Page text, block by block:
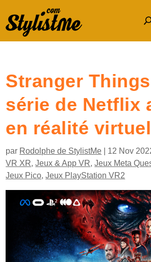
Stranger
série de Netflix
en réalité
par Rodolphe de StylistMe 12 Nov
VR XR,Jeux & App VR,Jeux Meta
Jeux Pico,Jeux PlayStation VR2